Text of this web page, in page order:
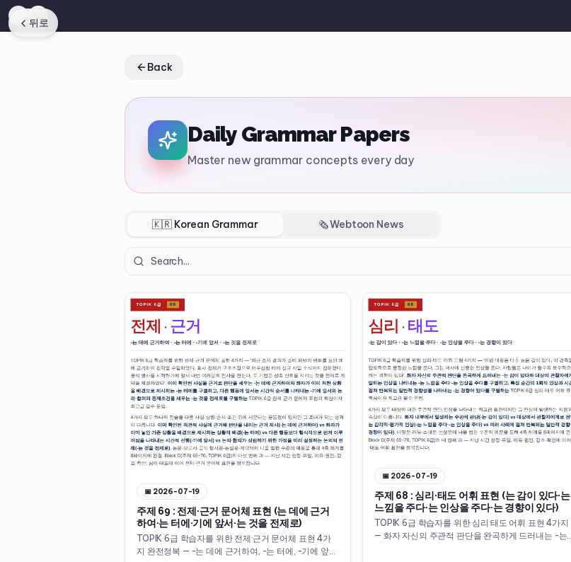
뒤로
Back
Daily Grammar Papers
Master new grammar concepts every day
🇰🇷 Korean Grammar 🗞️ Webtoon News
📅 2026-07-19
주제 69 : 전제·근거 문어체 표현 (는 데에 근거
하여·는 터에·기에 앞서·는 것을 전제로)
TOPIK 6급 학습자를 위한 전제·근거 문어체 표현 4가
지 완전정복 — -는 데에 근거하여, -는 터에, -기에 앞
📅 2026-07-19
주제 68 : 심리·태도 어휘 표현 (는 감이 있다·는
느낌을 주다·는 인상을 주다·는 경향이 있다)
TOPIK 6급 학습자를 위한 심리·태도 어휘 표현 4가지
— 화자 자신의 주관적 판단을 완곡하게 드러내는 -는